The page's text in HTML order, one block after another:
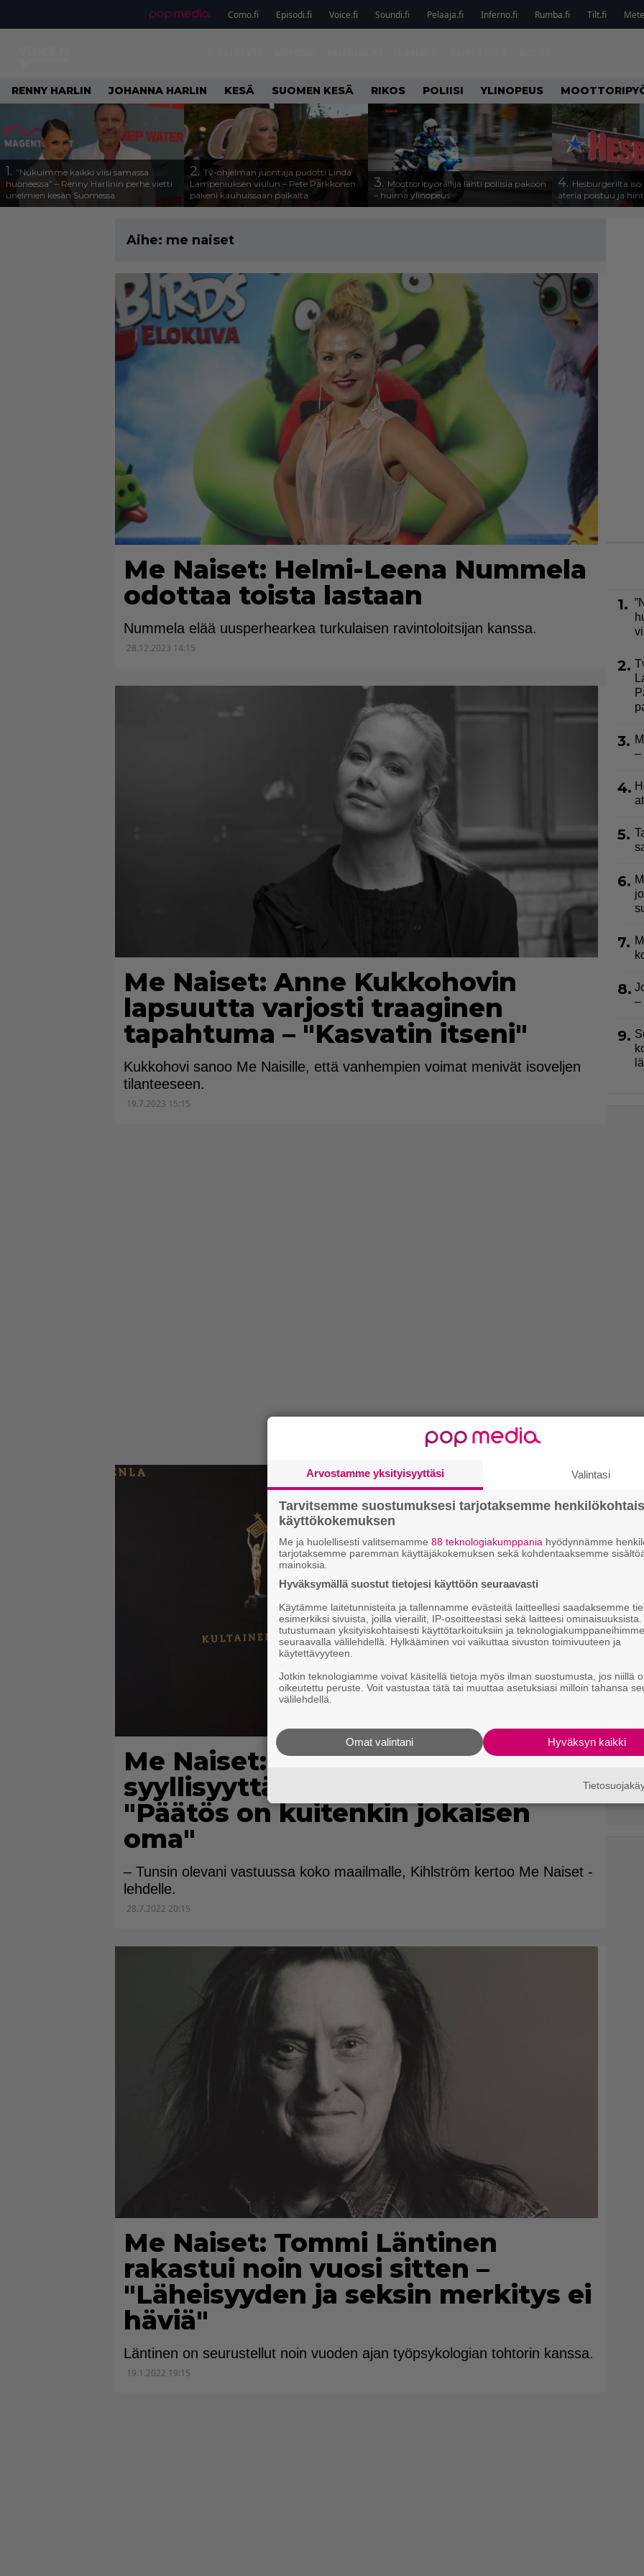
Como.fi Episodi.fi Voice.fi Soundi.fi Pelaaja.fi Inferno.fi Rumba.fi Tilt.fi
RENNY HARLIN JOHANNA HARLIN KESÄ SUOMEN KESÄ RIKOS POLIISI YLINOPEUS
1. ”Nukuimme kaikki viisi samassa
huoneessa” – Renny Harlinin perhe vietti
unelmien kesän Suomessa
2. Tv-ohjelman juontaja pudotti Linda
Lampeniuksen viulun – Pete Parkkonen
pakeni kauhuissaan paikalta
3. Moottoripyöräilijä lähti poliisia pakoon
– huima ylinopeus
4. Hesburgerilta
ateria poistuu ja
Aihe: me naiset
Me Naiset: Helmi-Leena Nummela
odottaa toista lastaan
Nummela elää uusperhearkea turkulaisen ravintoloitsijan kanssa.
28.12.2023 14:15
Me Naiset: Anne Kukkohovin
lapsuutta varjosti traaginen
tapahtuma – "Kasvatin itseni"
Kukkohovi sanoo Me Naisille, että vanhempien voimat menivät isoveljen
tilanteeseen.
19.7.2023 15:15
Me Naiset: Marja Kihlström koki
syyllisyyttä silikonirinnoista –
"Päätös on kuitenkin jokaisen
oma"
– Tunsin olevani vastuussa koko maailmalle, Kihlström kertoo Me Naiset -
lehdelle.
28.7.2022 20:15
Me Naiset: Tommi Läntinen
rakastui noin vuosi sitten –
"Läheisyyden ja seksin merkitys ei
häviä"
Läntinen on seurustellut noin vuoden ajan työpsykologian tohtorin kanssa.
19.1.2022 19:15
1.
2.
3.
–
4.
5.
6.
7.
8.
–
9.
Arvostamme yksityisyyttäsi Valintasi
Tarvitsemme suostumuksesi tarjotaksemme
käyttökokemuksen
Me ja huolellisesti valitsemamme 88 teknologiakumppania hyödynnämme
tarjotaksemme paremman käyttäjäkokemuksen sekä kohdentaaksemme
mainoksia.
Hyväksymällä suostut tietojesi käyttöön seuraavasti
Käytämme laitetunnisteita ja tallennamme evästeitä laitteellesi saadaksemme
esimerkiksi sivuista, joilla vierailit, IP-osoitteestasi sekä laitteesi
tutustumaan yksityiskohtaisesti käyttötarkoituksiin ja teknologiakumppaneihimme
seuraavalla välilehdellä. Hylkääminen voi vaikuttaa sivuston toimivuuteen ja
käytettävyyteen.
Jotkin teknologiamme voivat käsitellä tietoja myös ilman suostumusta, jos niillä
oikeutettu peruste. Voit vastustaa tätä tai muuttaa asetuksiasi milloin tahansa
välilehdellä.
Hyväksyn kaikki
Omat valintani